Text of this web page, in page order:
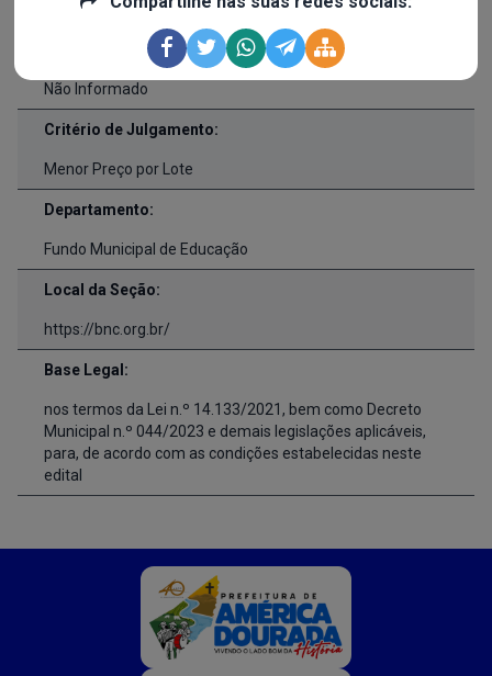
R$ 0,00
Forma de Fornecimento:
Não Informado
Critério de Julgamento:
Menor Preço por Lote
Departamento:
Fundo Municipal de Educação
Local da Seção:
https://bnc.org.br/
Base Legal:
nos termos da Lei n.º 14.133/2021, bem como Decreto
Municipal n.º 044/2023 e demais legislações aplicáveis,
para, de acordo com as condições estabelecidas neste
edital